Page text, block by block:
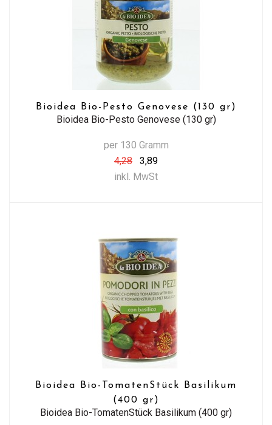
Bioidea Bio-Pesto Genovese (130 gr)
Bioidea Bio-Pesto Genovese (130 gr)
per 130 Gramm
4,28
3,89
inkl. MwSt
Bioidea Bio-TomatenStück Basilikum
(400 gr)
Bioidea Bio-TomatenStück Basilikum (400 gr)